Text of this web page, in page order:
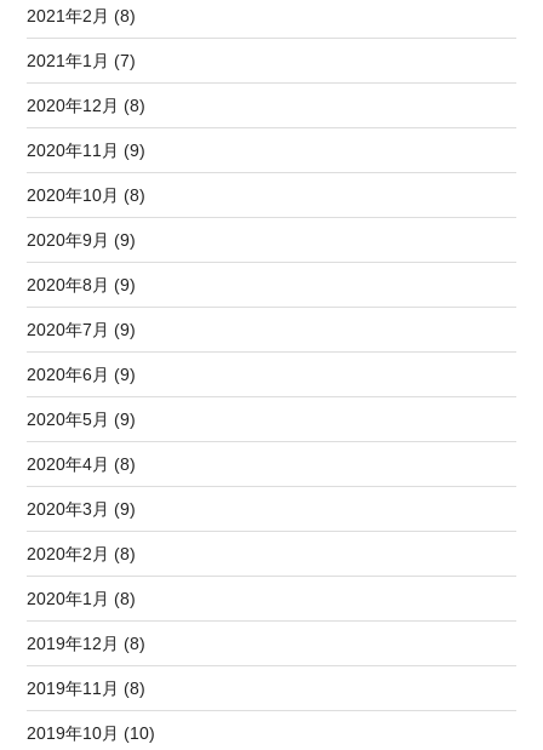
2021年2月 (8)
2021年1月 (7)
2020年12月 (8)
2020年11月 (9)
2020年10月 (8)
2020年9月 (9)
2020年8月 (9)
2020年7月 (9)
2020年6月 (9)
2020年5月 (9)
2020年4月 (8)
2020年3月 (9)
2020年2月 (8)
2020年1月 (8)
2019年12月 (8)
2019年11月 (8)
2019年10月 (10)